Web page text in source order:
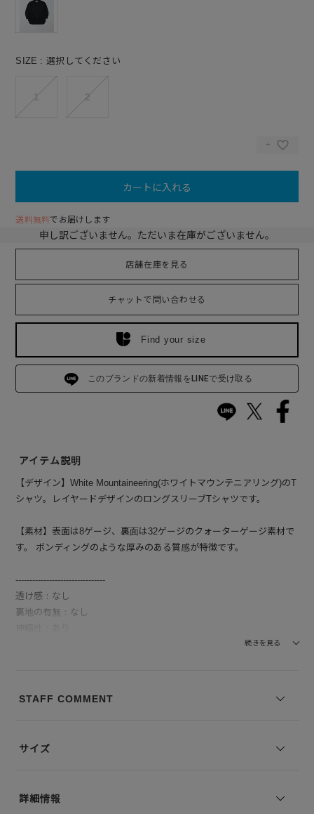
SIZE 選択してください
カートに入れる
送料無料でお届けします
申し訳ございません。ただいま在庫がございません。
店舗在庫を見る
チャットで問い合わせる
Find your size
このブランドの新着情報をLINEで受け取る
アイテム説明
【デザイン】White Mountaineering(ホワイトマウンテニアリング)のT
シャツ。レイヤードデザインのロングスリーブTシャツです。
【素材】表面は8ゲージ、裏面は32ゲージのクォーターゲージ素材で
す。 ボンディングのような厚みのある質感が特徴です。
--------------------------------
透け感：なし
裏地の有無：なし
続きを見る
STAFF COMMENT
サイズ
詳細情報